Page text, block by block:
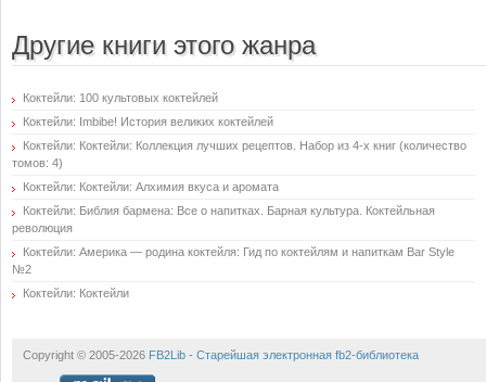
Другие книги этого жанра
Коктейли: 100 культовых коктейлей
Коктейли: Imbibe! История великих коктейлей
Коктейли: Коктейли: Коллекция лучших рецептов. Набор из 4-х книг (количество
томов: 4)
Коктейли: Коктейли: Алхимия вкуса и аромата
Коктейли: Библия бармена: Все о напитках. Барная культура. Коктейльная
революция
Коктейли: Америка — родина коктейля: Гид по коктейлям и напиткам Bar Style
№2
Коктейли: Коктейли
Copyright © 2005-2026 FB2Lib - Старейшая электронная fb2-библиотека